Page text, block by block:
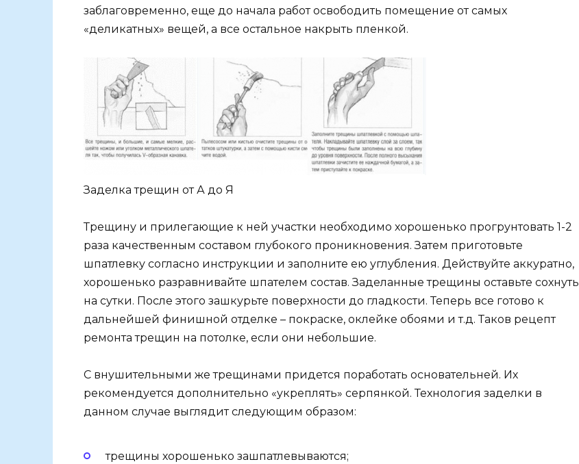
заблаговременно, еще до начала работ освободить помещение от самых
«деликатных» вещей, а все остальное накрыть пленкой.
Заделка трещин от А до Я
Трещину и прилегающие к ней участки необходимо хорошенько прогрунтовать 1-2
раза качественным составом глубокого проникновения. Затем приготовьте
шпатлевку согласно инструкции и заполните ею углубления. Действуйте аккуратно,
хорошенько разравнивайте шпателем состав. Заделанные трещины оставьте сохнуть
на сутки. После этого зашкурьте поверхности до гладкости. Теперь все готово к
дальнейшей финишной отделке – покраске, оклейке обоями и т.д. Таков рецепт
ремонта трещин на потолке, если они небольшие.
С внушительными же трещинами придется поработать основательней. Их
рекомендуется дополнительно «укреплять» серпянкой. Технология заделки в
данном случае выглядит следующим образом:
трещины хорошенько зашпатлевываются;